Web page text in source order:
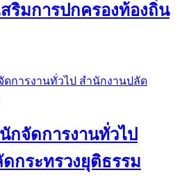
สริมการปกครองท้องถิ่น
กจัดการงานทั่วไป
กระทรวงยุติธรรม